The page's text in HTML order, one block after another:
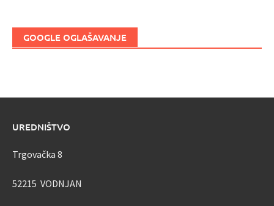
GOOGLE OGLAŠAVANJE
UREDNIŠTVO
Trgovačka 8
52215 VODNJAN